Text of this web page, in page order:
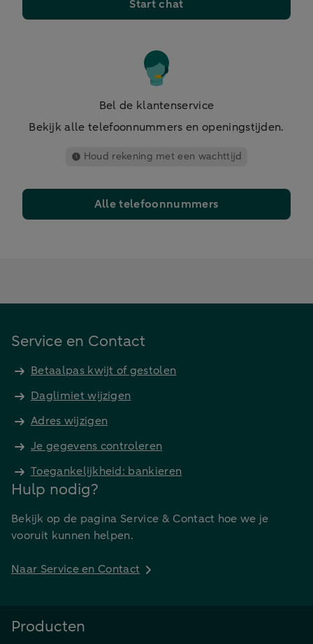
Start chat
Bel de klantenservice
Bekijk alle telefoonnummers en openingstijden.
Houd rekening met een wachttijd
Alle telefoonnummers
Service en Contact
Betaalpas kwijt of gestolen
Daglimiet wijzigen
Adres wijzigen
Je gegevens controleren
Toegankelijkheid: bankieren
Hulp nodig?
Bekijk op de pagina Service & Contact hoe we je
vooruit kunnen helpen.
Naar Service en Contact
Producten